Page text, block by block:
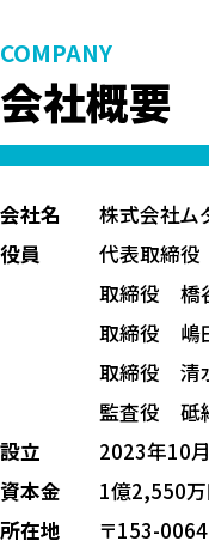
COMPANY
会社概要
会社名
株式会社ム
役員
代表取締
取締役
取締役
取締役 清
監査役 砥
設立
2023年10月
資本金
1億2,550
所在地
〒153-